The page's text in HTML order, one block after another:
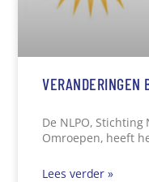
VERANDERINGEN
De NLPO,
Omroepen, heeft
Lees verder »